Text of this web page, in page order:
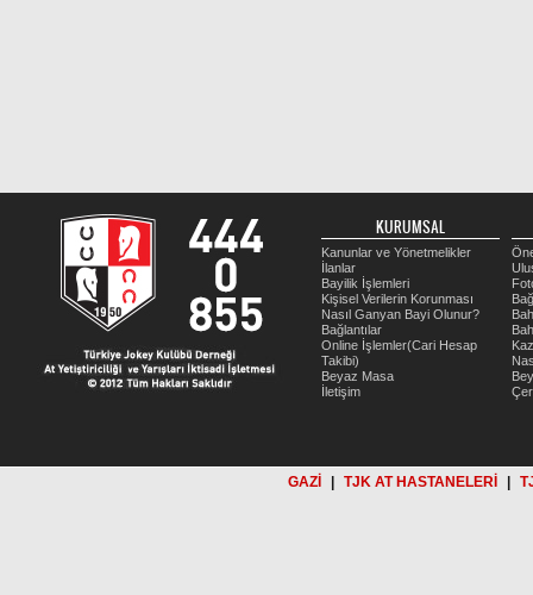
KURUMSAL
Kanunlar ve Yönetmelikler
İlanlar
Bayilik İşlemleri
Kişisel Verilerin Korunması
Nasıl Ganyan Bayi Olunur?
Bağlantılar
Online İşlemler(Cari Hesap
Takibi)
Beyaz Masa
İletişim
GAZİ TJK AT HASTANELERİ